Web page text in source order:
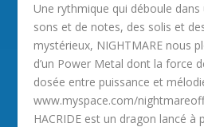
Une rythmique qui déboule
sons et de notes, des solis et
mystérieux, NIGHTMARE nous
d’un Power Metal dont la force
dosée entre puissance et
www.myspace.com/
HACRIDE est un dragon lancé à